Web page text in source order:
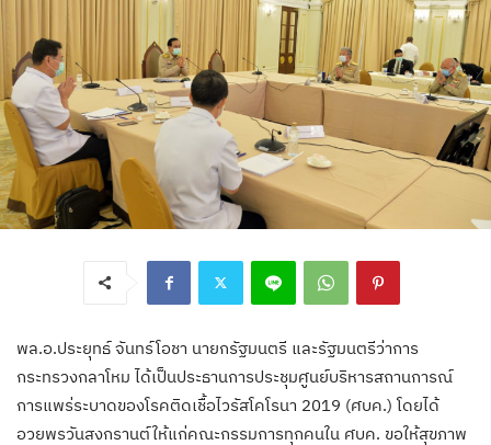
พล.อ.ประยุทธ์ จันทร์โอชา นายกรัฐมนตรี และรัฐมนตรีว่าการ
กระทรวงกลาโหม ได้เป็นประธานการประชุมศูนย์บริหารสถานการณ์
การแพร่ระบาดของโรคติดเชื้อไวรัสโคโรนา 2019 (ศบค.) โดยได้
อวยพรวันสงกรานต์ให้แก่คณะกรรมการทุกคนใน ศบค. ขอให้สุขภาพ